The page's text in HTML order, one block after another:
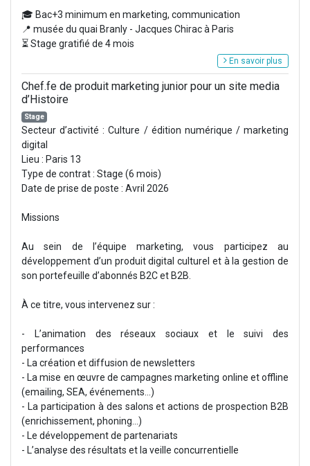
🎓 Bac+3 minimum en marketing, communication
📍 musée du quai Branly - Jacques Chirac à Paris
⏳ Stage gratifié de 4 mois
En savoir plus
Chef.fe de produit marketing junior pour un site media
d’Histoire
Stage
Secteur d’activité : Culture / édition numérique / marketing
digital
Lieu : Paris 13
Type de contrat : Stage (6 mois)
Date de prise de poste : Avril 2026
Missions
Au sein de l’équipe marketing, vous participez au
développement d’un produit digital culturel et à la gestion de
son portefeuille d’abonnés B2C et B2B.
À ce titre, vous intervenez sur :
- L’animation des réseaux sociaux et le suivi des
performances
- La création et diffusion de newsletters
- La mise en œuvre de campagnes marketing online et offline
(emailing, SEA, événements…)
- La participation à des salons et actions de prospection B2B
(enrichissement, phoning...)
- Le développement de partenariats
- L’analyse des résultats et la veille concurrentielle